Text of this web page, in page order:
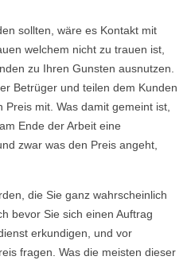
sollten, wäre es Kontakt mit
welchem nicht zu trauen ist,
zu Ihren Gunsten ausnutzen.
Betrüger und teilen dem Kunden
mit. Was damit gemeint ist,
Ende der Arbeit eine
zwar was den Preis angeht,
die Sie ganz wahrscheinlich
bevor Sie sich einen Auftrag
erkundigen, und vor
fragen. Was die meisten dieser